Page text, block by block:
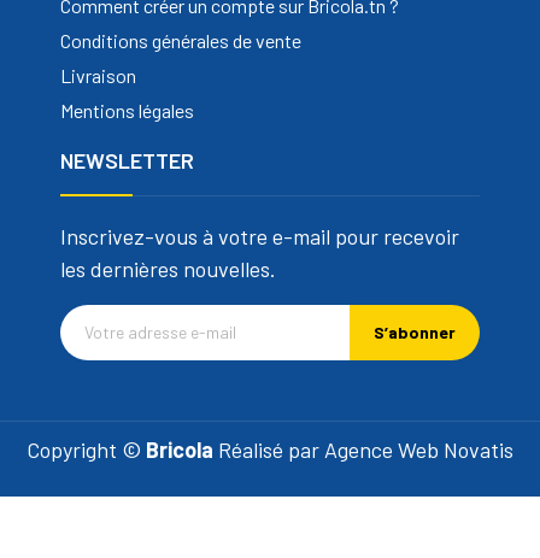
Comment créer un compte sur Bricola.tn ?
Conditions générales de vente
Livraison
Mentions légales
NEWSLETTER
Inscrivez-vous à votre e-mail pour recevoir
les dernières nouvelles.
S’abonner
Copyright © Bricola Réalisé par Agence Web Novatis